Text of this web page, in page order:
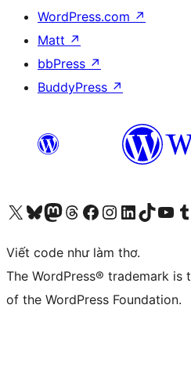
WordPress.com ↗
Matt ↗
bbPress ↗
BuddyPress ↗
Truy cập tài khoản X (trước đây là Twitter) của chúng tôiVisit our Bluesky account
Visit our Mastodon account
Visit our Threads account
Xem trang Facebook của chúng tôiTruy cập tài khoản Instagram của chúng tôiTruy cập tài khoản LinkedIn của chúng tôiVisit our TikTok
Truy cập kênh YouTube của chúng tôi
Viết code như làm thơ.
The WordPress® trademark
of the WordPress Foundation.